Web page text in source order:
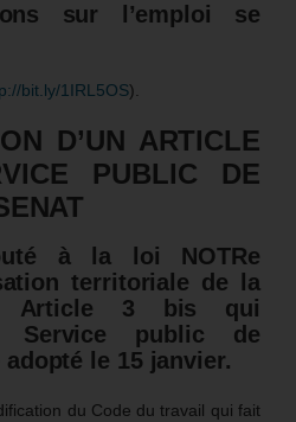
sur l’emploi se
bit.ly/1IRL5OS).
D’UN ARTICLE
PUBLIC DE
à la loi NOTRe
territoriale de la
Article 3 bis qui
public de
adopté le 15 janvier.
du Code du travail qui fait